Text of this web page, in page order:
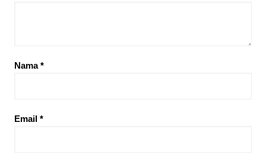
Nama*
Email *